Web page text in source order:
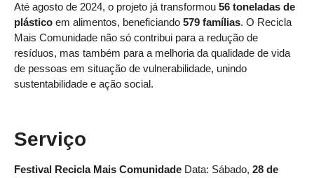
Até agosto de 2024, o projeto já transformou 56 toneladas de
plástico em alimentos, beneficiando 579 famílias. O Recicla
Mais Comunidade não só contribui para a redução de
resíduos, mas também para a melhoria da qualidade de vida
de pessoas em situação de vulnerabilidade, unindo
sustentabilidade e ação social.
Serviço
Festival Recicla Mais Comunidade Data: Sábado, 28 de